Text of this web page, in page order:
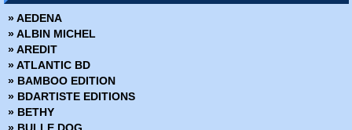
» Judge Dredd - Mandroide
» Justice League of America
» Le Fantome - l'intégrale
» Le Spirit
» Le Surfer d'Argent
» Le Surfer d'Argent - L'intégrale
» Les inédits d'Alan Moore
» Les Nouvelles Aventures de Conan
» AEDENA
» ALBIN MICHEL
» AREDIT
» ATLANTIC BD
» BAMBOO EDITION
» BDARTISTE EDITIONS
» BETHY
» BULLE DOG